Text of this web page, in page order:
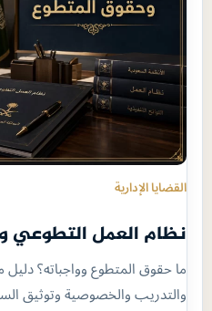
القضايا الإدارية
نظام العمل التطوعي
ما حقوق المتطوع وواجباته؟ دليل
والتدريب والخصوصية وتوثيق